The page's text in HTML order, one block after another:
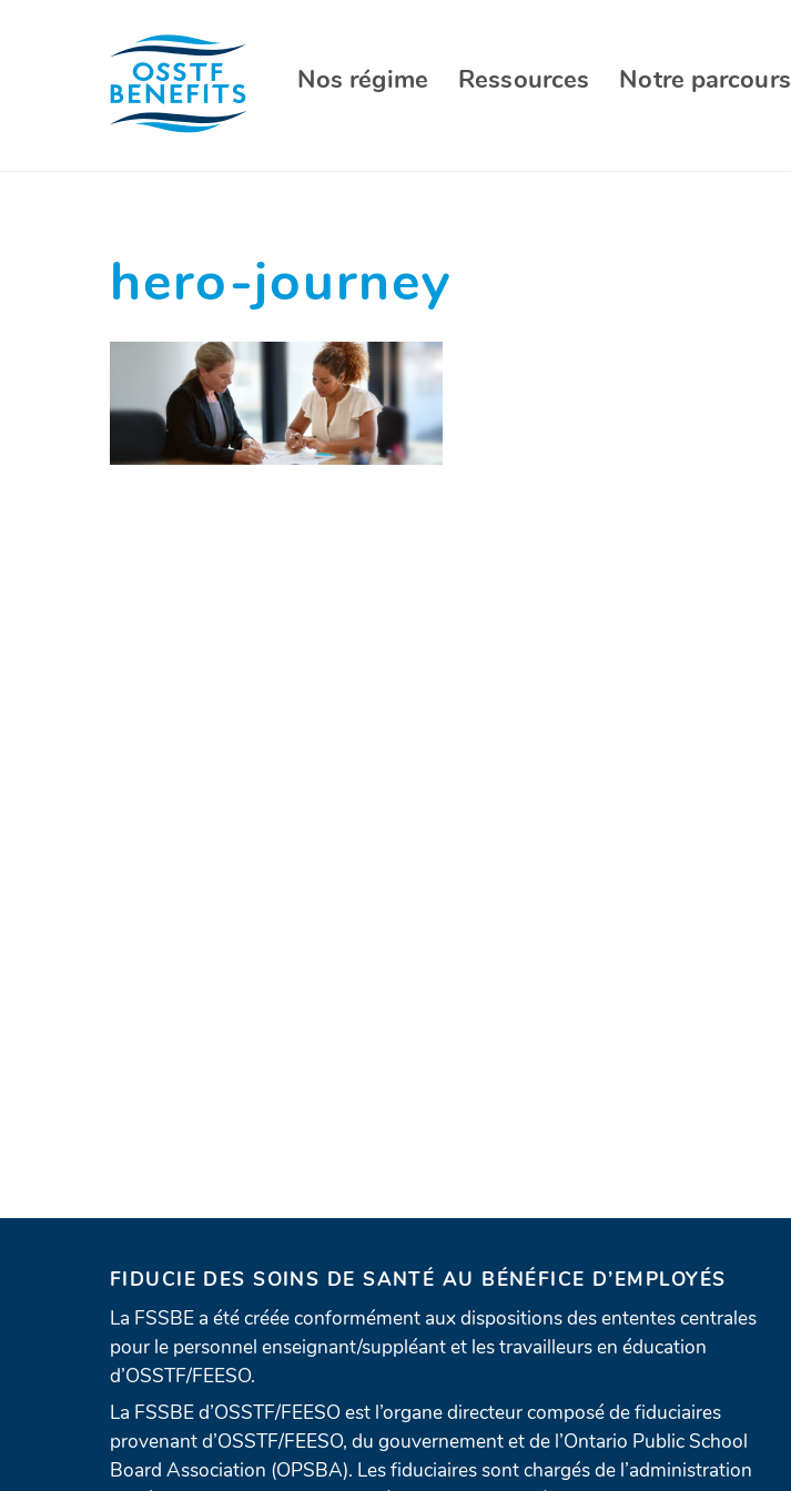
Nos régime Ressources Notre parcours
hero-journey
FIDUCIE DES SOINS DE SANTÉ AU BÉNÉFICE D’EMPLOYÉS
La FSSBE a été créée conformément aux dispositions des ententes centrales
pour le personnel enseignant/suppléant et les travailleurs en éducation
d’OSSTF/FEESO.
La FSSBE d’OSSTF/FEESO est l’organe directeur composé de fiduciaires
provenant d’OSSTF/FEESO, du gouvernement et de l’Ontario Public School
Board Association (OPSBA). Les fiduciaires sont chargés de l’administration